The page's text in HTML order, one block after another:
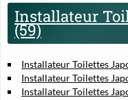
Installateur
(59)
Installateur Toilettes
Installateur Toilettes
Installateur Toilettes